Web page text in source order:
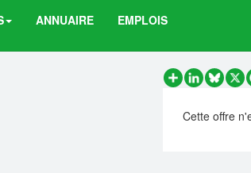
ANNUAIRE EMPLOIS
PartagerLinkedInX
Cette offre